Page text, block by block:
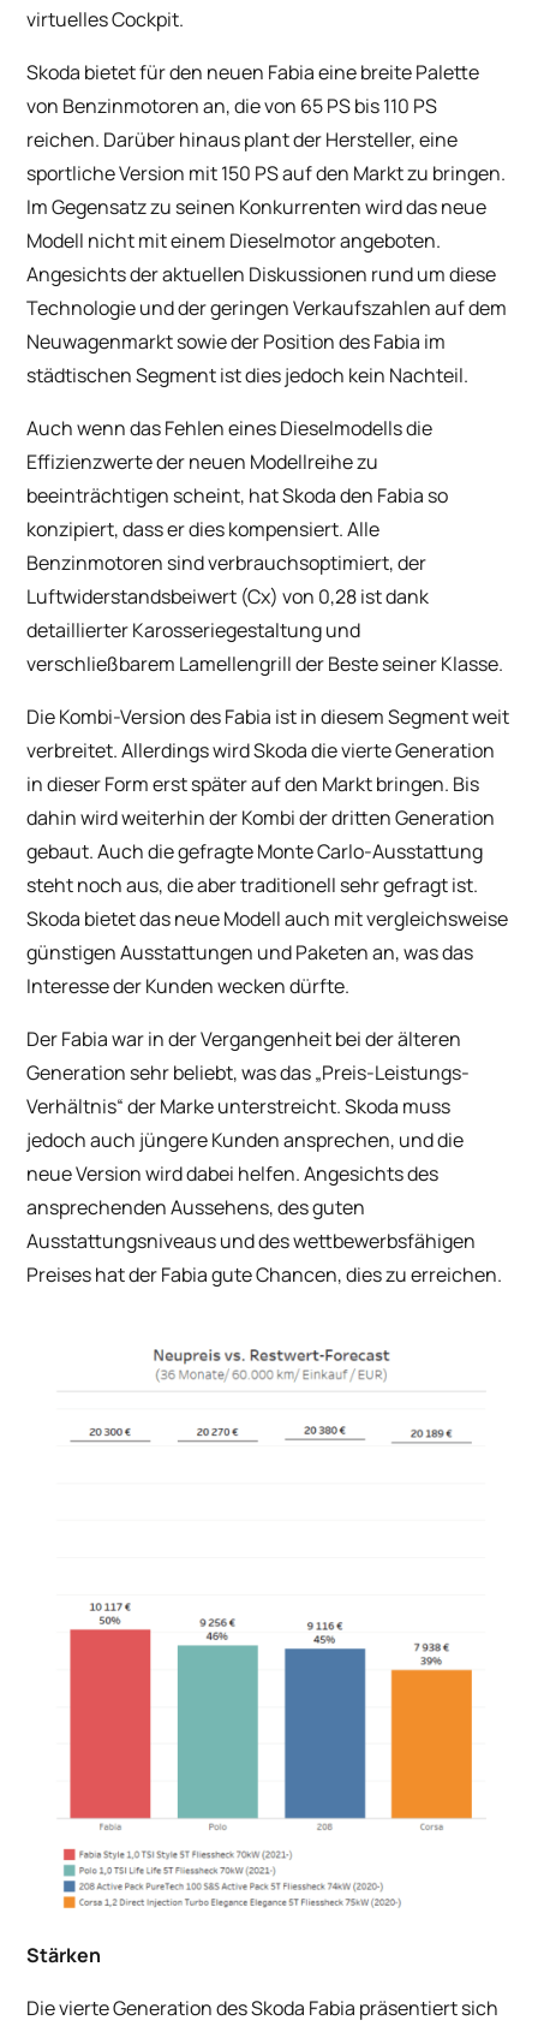
virtuelles Cockpit.
Skoda bietet für den neuen Fabia eine breite Palette
von Benzinmotoren an, die von 65 PS bis 110 PS
reichen. Darüber hinaus plant der Hersteller, eine
sportliche Version mit 150 PS auf den Markt zu bringen.
Im Gegensatz zu seinen Konkurrenten wird das neue
Modell nicht mit einem Dieselmotor angeboten.
Angesichts der aktuellen Diskussionen rund um diese
Technologie und der geringen Verkaufszahlen auf dem
Neuwagenmarkt sowie der Position des Fabia im
städtischen Segment ist dies jedoch kein Nachteil.
Auch wenn das Fehlen eines Dieselmodells die
Effizienzwerte der neuen Modellreihe zu
beeinträchtigen scheint, hat Skoda den Fabia so
konzipiert, dass er dies kompensiert. Alle
Benzinmotoren sind verbrauchsoptimiert, der
Luftwiderstandsbeiwert (Cx) von 0,28 ist dank
detaillierter Karosseriegestaltung und
verschließbarem Lamellengrill der Beste seiner Klasse.
Die Kombi-Version des Fabia ist in diesem Segment weit
verbreitet. Allerdings wird Skoda die vierte Generation
in dieser Form erst später auf den Markt bringen. Bis
dahin wird weiterhin der Kombi der dritten Generation
gebaut. Auch die gefragte Monte Carlo-Ausstattung
steht noch aus, die aber traditionell sehr gefragt ist.
Skoda bietet das neue Modell auch mit vergleichsweise
günstigen Ausstattungen und Paketen an, was das
Interesse der Kunden wecken dürfte.
Der Fabia war in der Vergangenheit bei der älteren
Generation sehr beliebt, was das „Preis-Leistungs-
Verhältnis“ der Marke unterstreicht. Skoda muss
jedoch auch jüngere Kunden ansprechen, und die
neue Version wird dabei helfen. Angesichts des
ansprechenden Aussehens, des guten
Ausstattungsniveaus und des wettbewerbsfähigen
Preises hat der Fabia gute Chancen, dies zu erreichen.
Stärken
Die vierte Generation des Skoda Fabia präsentiert sich